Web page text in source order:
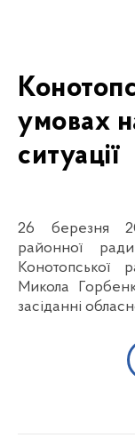
умовах
ситуації
26 березня 2020 року голова Конотопської
районної
Конотопської
Микола
засіданні